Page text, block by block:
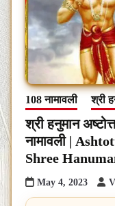
108 नामावली श्री
श्री हनुमान
नामावली |
Shree
May 4, 2023